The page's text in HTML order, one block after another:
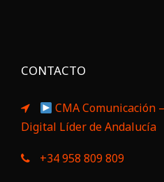
CONTACTO
CMA Comunicación
Digital Líder de Andalucía
+34 958 809 809